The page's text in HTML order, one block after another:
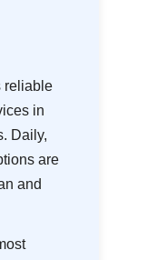
reliable
in
Daily,
are
and